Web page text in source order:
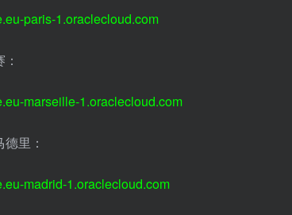
paris-1.oraclecloud.com
marseille-1.oraclecloud.com
里：
madrid-1.oraclecloud.com